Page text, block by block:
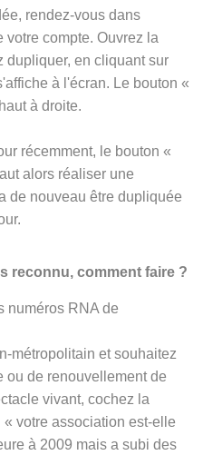
rendez-vous dans
votre compte. Ouvrez la
dupliquer, en cliquant sur
à l'écran. Le bouton «
à droite.
récemment, le bouton «
alors réaliser une
de nouveau être dupliquée
reconnu, comment faire ?
numéros RNA de
métropolitain et souhaitez
ou de renouvellement de
vivant, cochez la
« votre association est-elle
à 2009 mais a subi des